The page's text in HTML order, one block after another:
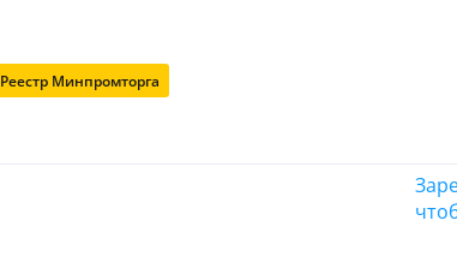
Реестр Минпромторга